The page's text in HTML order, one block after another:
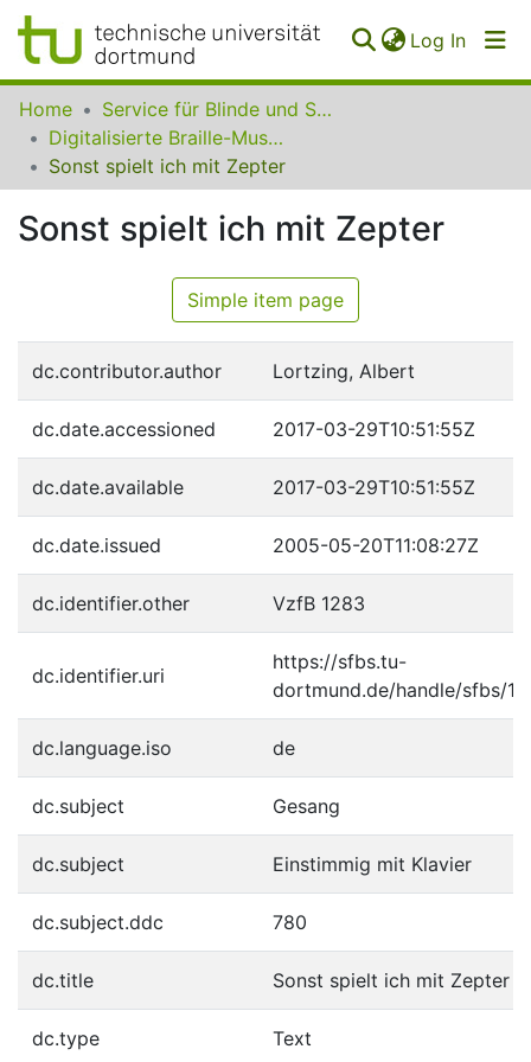
Log In
Communities
Collections
Home
Service für Blinde und Sehbehinderte der UB Dortmund
Digitalisierte Braille-Musik-Matrizen des VzfB
Sonst spielt ich mit Zepter
Sonst spielt ich mit Zepter
Simple item page
dc.contributor.author Lortzing, Albert
dc.date.accessioned 2017-03-29T10:51:55Z
dc.date.available 2017-03-29T10:51:55Z
dc.date.issued 2005-05-20T11:08:27Z
dc.identifier.other VzfB 1283
dc.identifier.uri
https://sfbs.tu-
dortmund.de/handle/sfbs/
dc.language.iso de
dc.subject Gesang
dc.subject Einstimmig mit Klavier
dc.subject.ddc 780
dc.title Sonst spielt ich mit Zepter
dc.type Text